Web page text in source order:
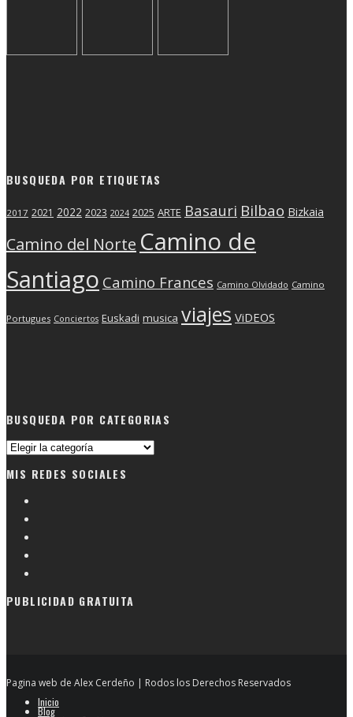
BUSQUEDA POR ETIQUETAS
2017 2021 2022 2023 2024 2025 ARTE Basauri Bilbao Bizkaia
Camino del Norte Camino de
Santiago Camino Frances Camino Olvidado Camino
Portugues Conciertos Euskadi musica viajes ViDEOS
BUSQUEDA POR CATEGORIAS
Busqueda
categorias
MIS REDES SOCIALES
PUBLICIDAD GRATUITA
Pagina web de Alex Cerdeño | Rodos los Derechos Reservados
Inicio
Blog